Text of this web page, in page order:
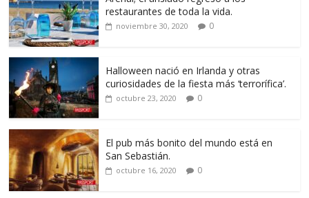
restaurantes de toda la vida.
noviembre 30, 2020 0
Halloween nació en Irlanda y otras
curiosidades de la fiesta más ‘terrorífica’.
octubre 23, 2020 0
El pub más bonito del mundo está en
San Sebastián.
octubre 16, 2020 0